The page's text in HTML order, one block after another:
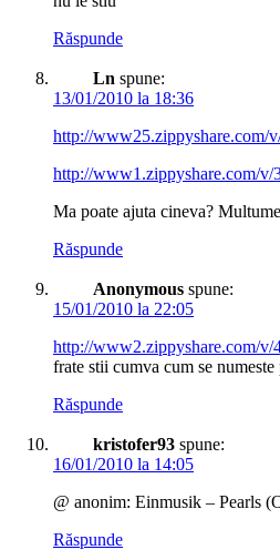
Răspunde
Ln spune:
13/01/2010 la 18:36
http://www25.zippyshare.com/
http://www1.zippyshare.com/v/
Ma poate ajuta cineva?
Răspunde
Anonymous spune:
15/01/2010 la 22:05
http://www2.zippyshare.com/v/
frate stii cumva cum se numeste
Răspunde
kristofer93 spune:
16/01/2010 la 14:05
@ anonim: Einmusik – Pearls
Răspunde